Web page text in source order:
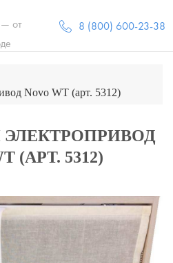
— от 8 (800) 600-23-38
Novo WT (арт. 5312)
(АРТ. 5312)